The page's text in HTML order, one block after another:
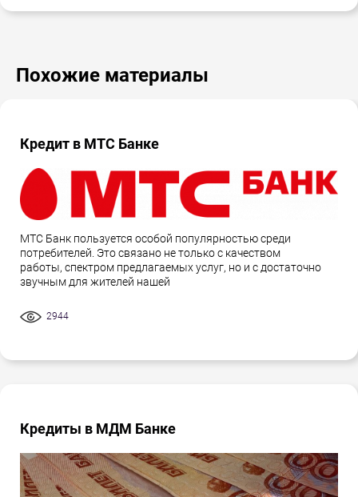
Похожие материалы
Кредит в МТС Банке
МТС Банк пользуется особой популярностью среди
потребителей. Это связано не только с качеством
работы, спектром предлагаемых услуг, но и с достаточно
звучным для жителей нашей
2944
Кредиты в МДМ Банке